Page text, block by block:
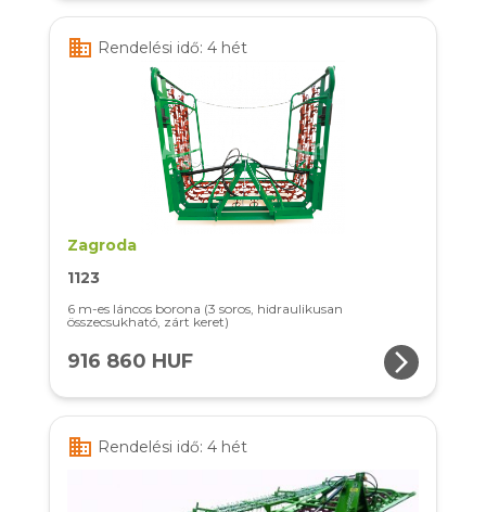
business Rendelési idő: 4 hét
Zagroda
1123
6 m-es láncos borona (3 soros, hidraulikusan
összecsukható, zárt keret)
916 860 HUF arrow_forward_ios
business Rendelési idő: 4 hét